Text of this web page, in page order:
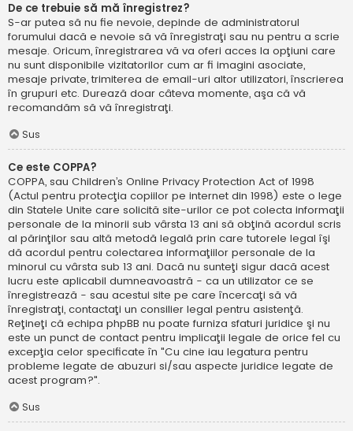
De ce trebuie să mă înregistrez?
S-ar putea să nu fie nevoie, depinde de administratorul
forumului dacă e nevoie să vă înregistraţi sau nu pentru a scrie
mesaje. Oricum, înregistrarea vă va oferi acces la opţiuni care
nu sunt disponibile vizitatorilor cum ar fi imagini asociate,
mesaje private, trimiterea de email-uri altor utilizatori, înscrierea
în grupuri etc. Durează doar câteva momente, aşa că vă
recomandăm să vă înregistraţi.
Sus
Ce este COPPA?
COPPA, sau Children’s Online Privacy Protection Act of 1998
(Actul pentru protecţia copiilor pe internet din 1998) este o lege
din Statele Unite care solicită site-urilor ce pot colecta informaţii
personale de la minorii sub vârsta 13 ani să obţină acordul scris
al părinţilor sau altă metodă legală prin care tutorele legal îşi
dă acordul pentru colectarea informaţiilor personale de la
minorul cu vârsta sub 13 ani. Dacă nu sunteţi sigur dacă acest
lucru este aplicabil dumneavoastră - ca un utilizator ce se
înregistrează - sau acestui site pe care încercaţi să vă
înregistraţi, contactaţi un consilier legal pentru asistenţă.
Reţineţi că echipa phpBB nu poate furniza sfaturi juridice şi nu
este un punct de contact pentru implicaţii legale de orice fel cu
excepţia celor specificate în "Cu cine iau legatura pentru
probleme legate de abuzuri si/sau aspecte juridice legate de
acest program?".
Sus